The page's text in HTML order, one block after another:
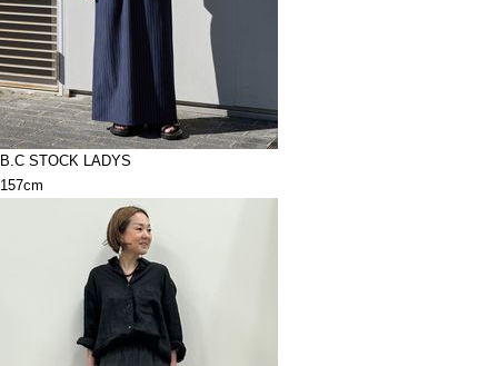
B.C STOCK LADYS
157cm